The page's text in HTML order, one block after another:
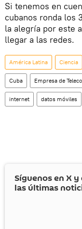
Si tenemos en
cubanos ronda los
la alegría por este
llegar a las redes.
América Latina Ciencia
Cuba Empresa de
internet datos móviles
Síguenos en X y
las últimas